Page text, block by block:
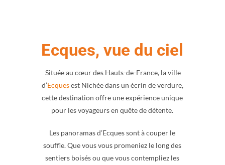
Ecques, vue du ciel
Située au cœur des Hauts-de-France, la ville
d’Ecquesest Nichée dans un écrin de verdure,
cette destination offre une expérience unique
pour les voyageurs en quête de détente.
Les panoramas d’Ecques sont à couper le
souffle. Que vous vous promeniez le long des
sentiers boisés ou que vous contempliez les